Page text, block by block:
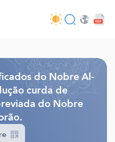
- API
do Nobre Al-
curda de
do Nobre